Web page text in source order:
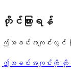
တိုင်ကြားရန်
ဤအခင်းအကျင်းတွင် ကြီးမ
ဤအခင်းအကျင်းကို တိုင်